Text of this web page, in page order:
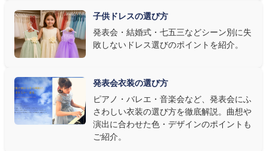
③ 演奏の動きを妨げない設計か確認する
発表会ドレス選びで見落とされがちなのが"動きやすさ"です。ピ
アノならペダル操作を妨げない丈感、バイオリンなら弓を動かす
右腕のゆとり、管楽器なら胸元の締め付けがないこと——演奏の
質は衣装で変わります。Angel's Closetのレンタル衣装は、元ピ
アノ教師の店長が発表会・コンクールでのご使用を前提に厳選し
た商品
を多数ご用意しています。
子供ドレスの選び方
発表会・結婚式・七五三などシーン別に失
敗しないドレス選びのポイントを紹介。
発表会衣装の選び方
ピアノ・バレエ・音楽会など、発表会にふ
さわしい衣装の選び方を徹底解説。曲想や
演出に合わせた色・デザインのポイントも
ご紹介。